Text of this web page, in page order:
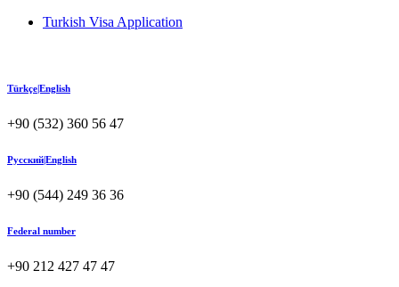
Turkish Visa Application
Türkçe|English
+90 (532) 360 56 47
Русский|English
+90 (544) 249 36 36
Federal number
+90 212 427 47 47